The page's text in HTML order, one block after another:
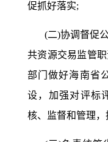
促抓好落实;
(二)协调督促
共资源交易监管
部门做好海南省
设，加强对评标
核、监督和管理